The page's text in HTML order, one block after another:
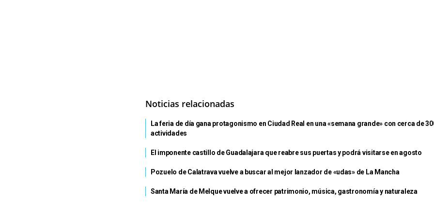
Noticias relacionadas
La feria de día gana protagonismo en Ciudad Real en una «semana grande» con cerca de
actividades
El imponente castillo de Guadalajara que reabre sus puertas y podrá visitarse en agosto
Pozuelo de Calatrava vuelve a buscar al mejor lanzador de «udas» de La Mancha
Santa María de Melque vuelve a ofrecer patrimonio, música, gastronomía y naturaleza